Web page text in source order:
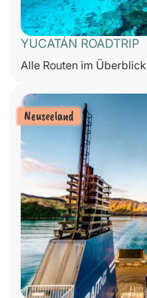
YUCATÁN ROADTRIP
Alle Routen im Überblick
Neuseeland